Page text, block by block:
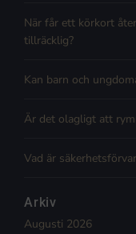
När får ett körkort
tillräcklig?
Kan barn och
Är det olagligt att
Vad är
Arkiv
Augusti 2026